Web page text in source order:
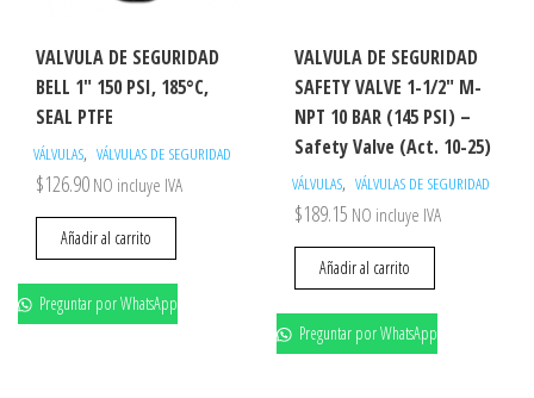
VALVULA DE SEGURIDAD
BELL 1″ 150 PSI, 185°C,
SEAL PTFE
VÁLVULAS, VÁLVULAS DE SEGURIDAD
$126.90 NO incluye IVA
Añadir al carrito
Preguntar por WhatsApp
VALVULA DE SEGURIDAD
SAFETY VALVE 1-1/2″ M-
NPT 10 BAR (145 PSI) –
Safety Valve (Act. 10-25)
VÁLVULAS, VÁLVULAS DE SEGURIDAD
$189.15 NO incluye IVA
Añadir al carrito
Preguntar por WhatsApp